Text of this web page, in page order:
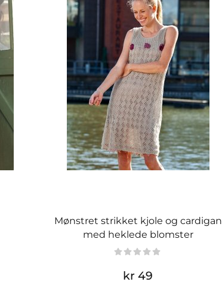
Mønstret strikket kjole og cardigan
med heklede blomster
kr 49